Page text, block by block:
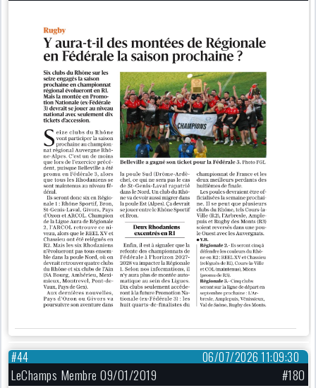
06/07/2026 11:09:30
#44
LeChamps Membre 09/01/2019
#180